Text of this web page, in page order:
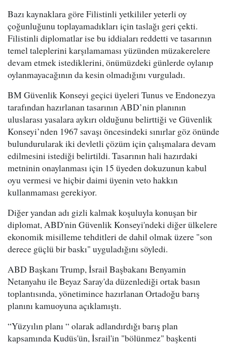
Bazı kaynaklara göre Filistinli yetkililer yeterli oy
çoğunluğunu toplayamadıkları için taslağı geri çekti.
Filistinli diplomatlar ise bu iddiaları reddetti ve tasarının
temel taleplerini karşılamaması yüzünden müzakerelere
devam etmek istediklerini, önümüzdeki günlerde oylanıp
oylanmayacağının da kesin olmadığını vurguladı.
BM Güvenlik Konseyi geçici üyeleri Tunus ve Endonezya
tarafından hazırlanan tasarının ABD’nin planının
uluslarası yasalara aykırı olduğunu belirttiği ve Güvenlik
Konseyi’nden 1967 savaşı öncesindeki sınırlar göz önünde
bulundurularak iki devletli çözüm için çalışmalara devam
edilmesini istediği belirtildi. Tasarının hali hazırdaki
metninin onaylanması için 15 üyeden dokuzunun kabul
oyu vermesi ve hiçbir daimi üyenin veto hakkın
kullanmaması gerekiyor.
Diğer yandan adı gizli kalmak koşuluyla konuşan bir
diplomat, ABD'nin Güvenlik Konseyi'ndeki diğer ülkelere
ekonomik misilleme tehditleri de dahil olmak üzere "son
derece güçlü bir baskı" uyguladığını söyledi.
ABD Başkanı Trump, İsrail Başbakanı Benyamin
Netanyahu ile Beyaz Saray'da düzenlediği ortak basın
toplantısında, yönetimince hazırlanan Ortadoğu barış
planını kamuoyuna açıklamıştı.
“Yüzyılın planı “ olarak adlandırdığı barış plan
kapsamında Kudüs'ün, İsrail'in "bölünmez" başkenti